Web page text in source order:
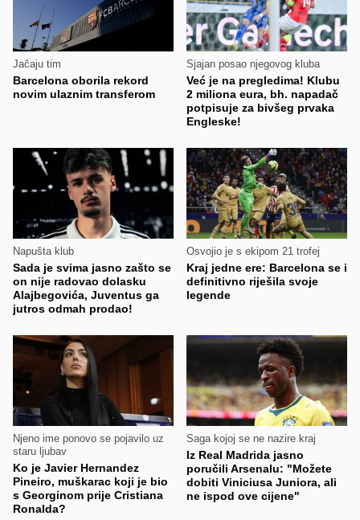
Jačaju tim
Barcelona oborila rekord
novim ulaznim transferom
Sjajan posao njegovog kluba
Već je na pregledima! Klubu
2 miliona eura, bh. napadač
potpisuje za bivšeg prvaka
Engleske!
Napušta klub
Sada je svima jasno zašto se
on nije radovao dolasku
Alajbegovića, Juventus ga
jutros odmah prodao!
Osvojio je s ekipom 21 trofej
Kraj jedne ere: Barcelona se i
definitivno riješila svoje
legende
Njeno ime ponovo se pojavilo uz
staru ljubav
Ko je Javier Hernandez
Pineiro, muškarac koji je bio
s Georginom prije Cristiana
Ronalda?
Saga kojoj se ne nazire kraj
Iz Real Madrida jasno
poručili Arsenalu: "Možete
dobiti Viniciusa Juniora, ali
ne ispod ove cijene"